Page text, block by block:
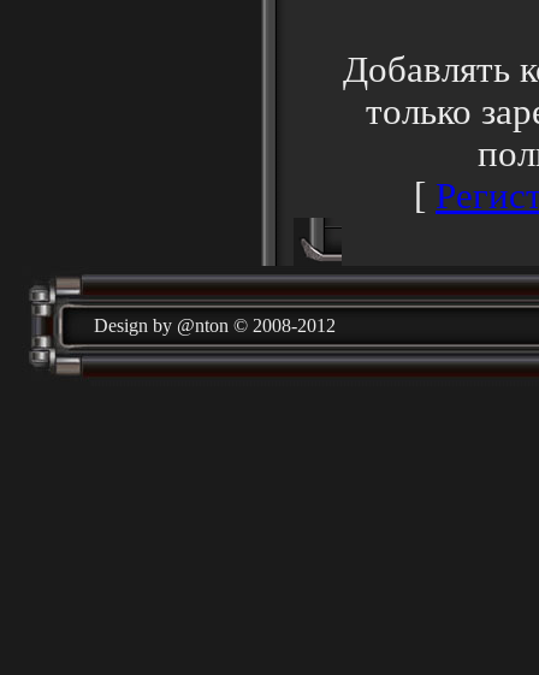
Добавлять
только
[
Design by @nton © 2008-2012